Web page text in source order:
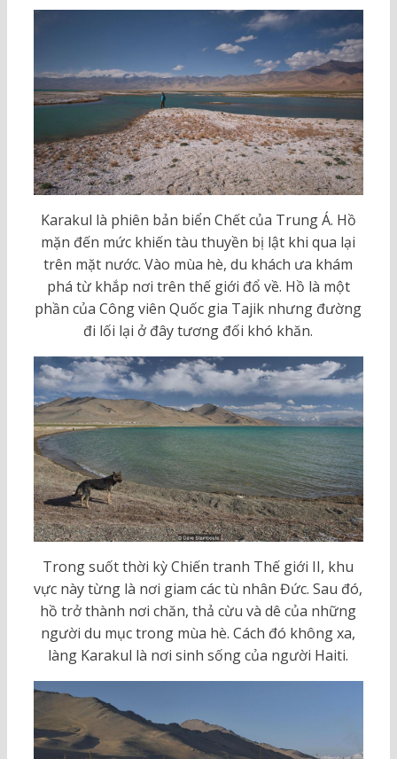
Karakul là phiên bản biển Chết của Trung Á. Hồ
mặn đến mức khiến tàu thuyền bị lật khi qua lại
trên mặt nước. Vào mùa hè, du khách ưa khám
phá từ khắp nơi trên thế giới đổ về. Hồ là một
phần của Công viên Quốc gia Tajik nhưng đường
đi lối lại ở đây tương đối khó khăn.
Trong suốt thời kỳ Chiến tranh Thế giới II, khu
vực này từng là nơi giam các tù nhân Đức. Sau đó,
hồ trở thành nơi chăn, thả cừu và dê của những
người du mục trong mùa hè. Cách đó không xa,
làng Karakul là nơi sinh sống của người Haiti.